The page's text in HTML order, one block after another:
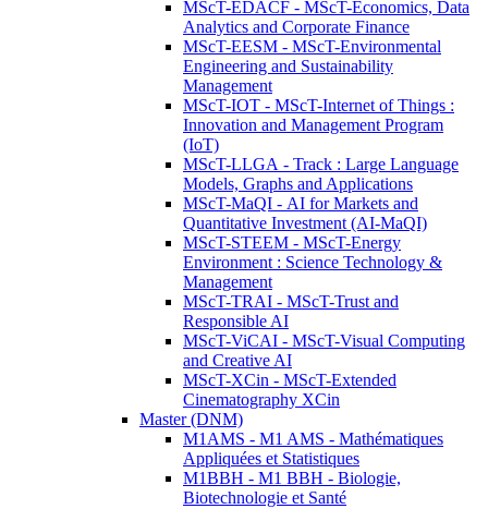
MScT-EDACF - MScT-Economics, Data
Analytics and Corporate Finance
MScT-EESM - MScT-Environmental
Engineering and Sustainability
Management
MScT-IOT - MScT-Internet of Things :
Innovation and Management Program
(IoT)
MScT-LLGA - Track : Large Language
Models, Graphs and Applications
MScT-MaQI - AI for Markets and
Quantitative Investment (AI-MaQI)
MScT-STEEM - MScT-Energy
Environment : Science Technology &
Management
MScT-TRAI - MScT-Trust and
Responsible AI
MScT-ViCAI - MScT-Visual Computing
and Creative AI
MScT-XCin - MScT-Extended
Cinematography XCin
Master (DNM)
M1AMS - M1 AMS - Mathématiques
Appliquées et Statistiques
M1BBH - M1 BBH - Biologie,
Biotechnologie et Santé